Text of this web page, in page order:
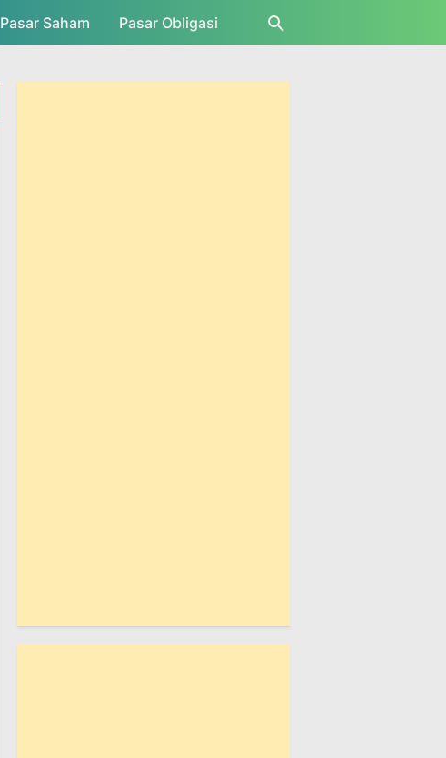
Pasar Saham Pasar Obligasi